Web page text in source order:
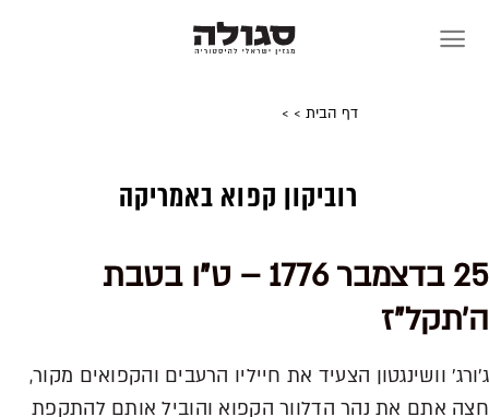
דף הבית >
>
רוביקון קפוא באמריקה
25 בדצמבר 1776 – ט״ו בטבת
ה׳תקל״ז
ג׳ורג׳ וושינגטון הצעיד את חייליו הרעבים והקפואים מקור,
חצה אתם את נהר הדלוור הקפוא והוביל אותם להתקפת